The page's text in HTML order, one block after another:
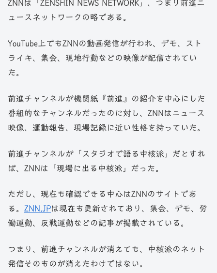
ZNNは「ZENSHIN NEWS NETWORK」、つまり前進ニ
ュースネットワークの略である。
YouTube上でもZNNの動画発信が行われ、デモ、スト
ライキ、集会、現地行動などの映像が配信されてい
た。
前進チャンネルが機関紙『前進』の紹介を中心にした
番組的なチャンネルだったのに対し、ZNNはニュース
映像、運動報告、現場記録に近い性格を持っていた。
前進チャンネルが「スタジオで語る中核派」だとすれ
ば、ZNNは「現場に出る中核派」だった。
ただし、現在も確認できる中心はZNNのサイトであ
る。 ZNN.JPは現在も更新されており、集会、デモ、労
働運動、反戦運動などの記事が掲載されている。
つまり、前進チャンネルが消えても、中核派のネット
発信そのものが消えたわけではない。